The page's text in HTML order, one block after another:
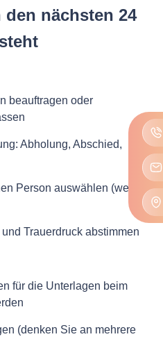
nächsten 24
beauftragen oder
Abholung, Abschied,
Person auswählen (wenn
Trauerdruck abstimmen
für die Unterlagen beim
(denken Sie an mehrere